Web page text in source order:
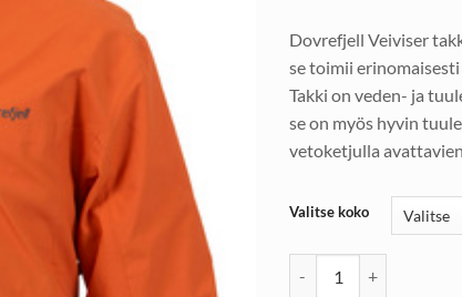
Dovrefjell Veiviser
se toimii erinomaisesti
Takki on veden- ja
se on myös hyvin
vetoketjulla
Valitse koko